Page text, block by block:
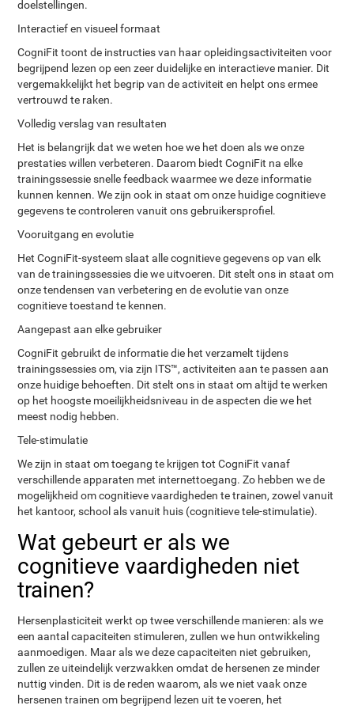
doelstellingen.
Interactief en visueel formaat
CogniFit toont de instructies van haar opleidingsactiviteiten voor
begrijpend lezen op een zeer duidelijke en interactieve manier. Dit
vergemakkelijkt het begrip van de activiteit en helpt ons ermee
vertrouwd te raken.
Volledig verslag van resultaten
Het is belangrijk dat we weten hoe we het doen als we onze
prestaties willen verbeteren. Daarom biedt CogniFit na elke
trainingssessie snelle feedback waarmee we deze informatie
kunnen kennen. We zijn ook in staat om onze huidige cognitieve
gegevens te controleren vanuit ons gebruikersprofiel.
Vooruitgang en evolutie
Het CogniFit-systeem slaat alle cognitieve gegevens op van elk
van de trainingssessies die we uitvoeren. Dit stelt ons in staat om
onze tendensen van verbetering en de evolutie van onze
cognitieve toestand te kennen.
Aangepast aan elke gebruiker
CogniFit gebruikt de informatie die het verzamelt tijdens
trainingssessies om, via zijn ITS™, activiteiten aan te passen aan
onze huidige behoeften. Dit stelt ons in staat om altijd te werken
op het hoogste moeilijkheidsniveau in de aspecten die we het
meest nodig hebben.
Tele-stimulatie
We zijn in staat om toegang te krijgen tot CogniFit vanaf
verschillende apparaten met internettoegang. Zo hebben we de
mogelijkheid om cognitieve vaardigheden te trainen, zowel vanuit
het kantoor, school als vanuit huis (cognitieve tele-stimulatie).
Wat gebeurt er als we
cognitieve vaardigheden niet
trainen?
Hersenplasticiteit werkt op twee verschillende manieren: als we
een aantal capaciteiten stimuleren, zullen we hun ontwikkeling
aanmoedigen. Maar als we deze capaciteiten niet gebruiken,
zullen ze uiteindelijk verzwakken omdat de hersenen ze minder
nuttig vinden. Dit is de reden waarom, als we niet vaak onze
hersenen trainen om begrijpend lezen uit te voeren, het